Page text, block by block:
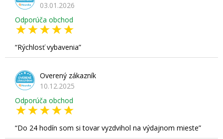
03.01.2026
Odporúča obchod
Rýchlosť vybavenia
Overený zákazník
10.12.2025
Odporúča obchod
Do 24 hodín som si tovar vyzdvihol na výdajnom mieste